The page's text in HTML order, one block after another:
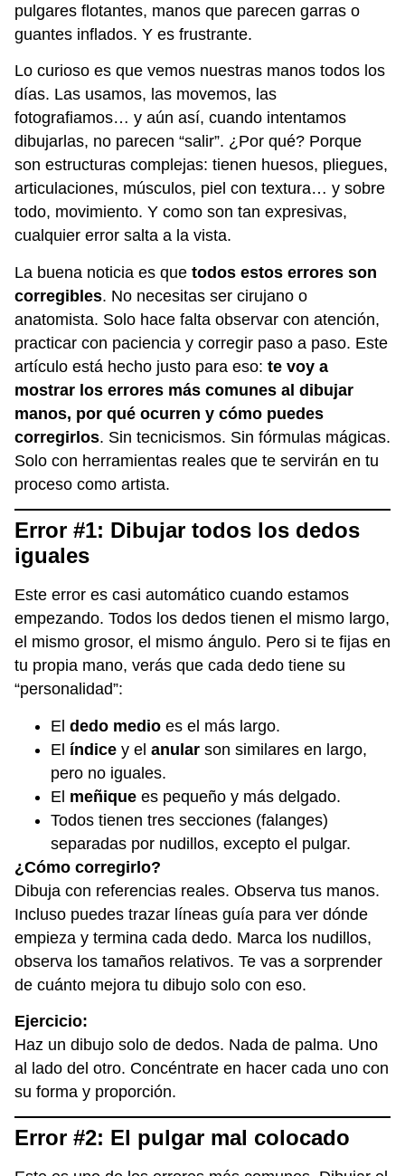
pulgares flotantes, manos que parecen garras o
guantes inflados. Y es frustrante.
Lo curioso es que vemos nuestras manos todos los
días. Las usamos, las movemos, las
fotografiamos… y aún así, cuando intentamos
dibujarlas, no parecen “salir”. ¿Por qué? Porque
son estructuras complejas: tienen huesos, pliegues,
articulaciones, músculos, piel con textura… y sobre
todo, movimiento. Y como son tan expresivas,
cualquier error salta a la vista.
La buena noticia es que todos estos errores son
corregibles. No necesitas ser cirujano o
anatomista. Solo hace falta observar con atención,
practicar con paciencia y corregir paso a paso. Este
artículo está hecho justo para eso: te voy a
mostrar los errores más comunes al dibujar
manos, por qué ocurren y cómo puedes
corregirlos. Sin tecnicismos. Sin fórmulas mágicas.
Solo con herramientas reales que te servirán en tu
proceso como artista.
Error #1: Dibujar todos los dedos
iguales
Este error es casi automático cuando estamos
empezando. Todos los dedos tienen el mismo largo,
el mismo grosor, el mismo ángulo. Pero si te fijas en
tu propia mano, verás que cada dedo tiene su
“personalidad”:
El dedo medio es el más largo.
El índice y el anular son similares en largo,
pero no iguales.
El meñique es pequeño y más delgado.
Todos tienen tres secciones (falanges)
separadas por nudillos, excepto el pulgar.
¿Cómo corregirlo?
Dibuja con referencias reales. Observa tus manos.
Incluso puedes trazar líneas guía para ver dónde
empieza y termina cada dedo. Marca los nudillos,
observa los tamaños relativos. Te vas a sorprender
de cuánto mejora tu dibujo solo con eso.
Ejercicio:
Haz un dibujo solo de dedos. Nada de palma. Uno
al lado del otro. Concéntrate en hacer cada uno con
su forma y proporción.
Error #2: El pulgar mal colocado